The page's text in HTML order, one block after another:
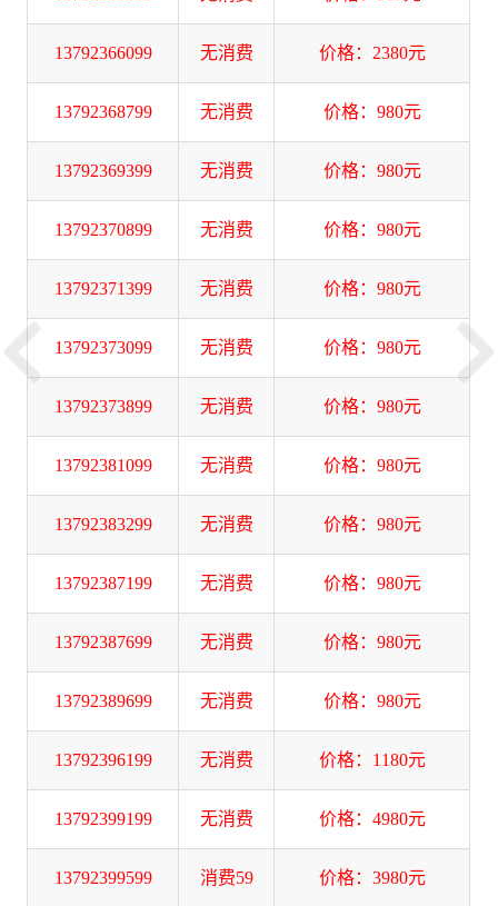
13792366099 无消费 价格：2380元
13792368799 无消费 价格：980元
13792369399 无消费 价格：980元
13792370899 无消费 价格：980元
13792371399 无消费 价格：980元
13792373099 无消费 价格：980元
13792373899 无消费 价格：980元
13792381099 无消费 价格：980元
13792383299 无消费 价格：980元
13792387199 无消费 价格：980元
13792387699 无消费 价格：980元
13792389699 无消费 价格：980元
13792396199 无消费 价格：1180元
13792399199 无消费 价格：4980元
13792399599 消费59 价格：3980元